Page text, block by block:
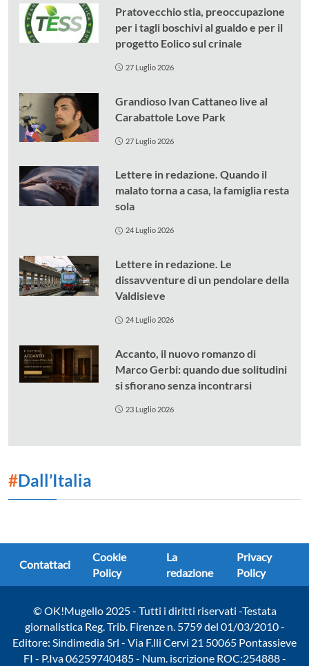
Pratovecchio stia, preoccupazione
per i tagli boschivi al gualdo e per il
progetto Eolico sul crinale
27 Luglio 2026
Grandioso Ivan Cattaneo live al
Carabattole Love Park
27 Luglio 2026
Lettere in redazione. Quando il
malato torna a casa, la famiglia resta
sola
24 Luglio 2026
Lettere in redazione. Le
dissavventure di un pendolare della
Valdisieve
24 Luglio 2026
Accanto, il nuovo romanzo di
Marco Gerbi: quando due solitudini
si sfiorano senza incontrarsi
23 Luglio 2026
#Dall’Italia
Contattaci
Cookie
Policy
La
redazione
Privacy
Policy
© OK!Mugello 2025 - Tutti i diritti riservati -Testata
giornalistica Reg. Trib. Firenze n. 5759 del 01/03/2010 -
Editore: Sindimedia Srl - Via F.lli Cervi 21 50065 Pontassieve
FI - P.Iva 06259740485 - Num. iscrizione ROC:254888 -